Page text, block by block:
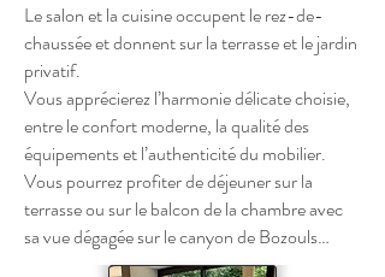
Le salon et la cuisine occupent le rez-de-
chaussée et donnent sur la terrasse et le jardin
privatif.
Vous apprécierez l’harmonie délicate choisie,
entre le confort moderne, la qualité des
équipements et l’authenticité du mobilier.
Vous pourrez profiter de déjeuner sur la
terrasse ou sur le balcon de la chambre avec
sa vue dégagée sur le canyon de Bozouls…